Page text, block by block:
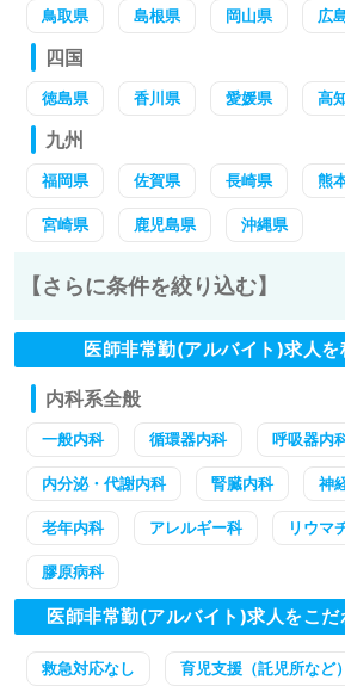
鳥取県 島根県 岡山県 広
四国
徳島県 香川県 愛媛県 高
九州
福岡県 佐賀県 長崎県 熊
宮崎県 鹿児島県 沖縄県
【さらに条件を絞り込む】
医師非常勤(アルバイト)求人を
内科系全般
一般内科 循環器内科 呼吸器内
内分泌・代謝内科 腎臓内科 神
老年内科 アレルギー科 リウマ
膠原病科
医師非常勤(アルバイト)求人をこ
救急対応なし 育児支援（託児所など）